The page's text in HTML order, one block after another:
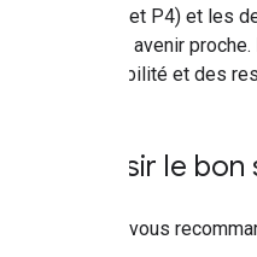
que P3 et P4) et les
dans un avenir
la faisabilité et des
Choisir le
Google vous